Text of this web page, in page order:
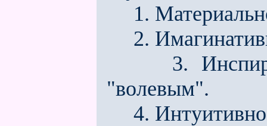
1.
2.
3.
"волевым".
4.